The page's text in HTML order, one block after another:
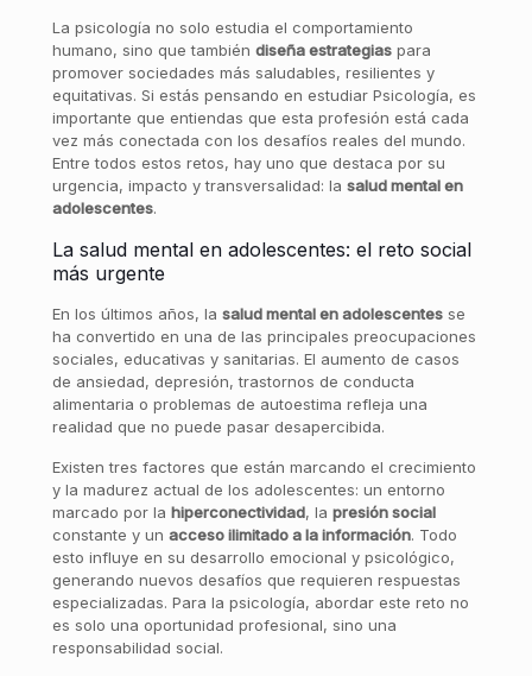
La psicología no solo estudia el comportamiento
humano, sino que también diseña estrategiaspara
promover sociedades más saludables, resilientes y
equitativas. Si estás pensando en estudiar Psicología, es
importante que entiendas que esta profesión está cada
vez más conectada con los desafíos reales del mundo.
Entre todos estos retos, hay uno que destaca por su
urgencia, impacto y transversalidad: la salud mental en
adolescentes.
La salud mental en adolescentes: el reto social
más urgente
En los últimos años, la salud mental en adolescentesse
ha convertido en una de las principales preocupaciones
sociales, educativas y sanitarias. El aumento de casos
de ansiedad, depresión, trastornos de conducta
alimentaria o problemas de autoestima refleja una
realidad que no puede pasar desapercibida.
Existen tres factores que están marcando el crecimiento
y la madurez actual de los adolescentes: un entorno
marcado por la hiperconectividad, la presión social
constante y un acceso ilimitado a la información. Todo
esto influye en su desarrollo emocional y psicológico,
generando nuevos desafíos que requieren respuestas
especializadas. Para la psicología, abordar este reto no
es solo una oportunidad profesional, sino una
responsabilidad social.